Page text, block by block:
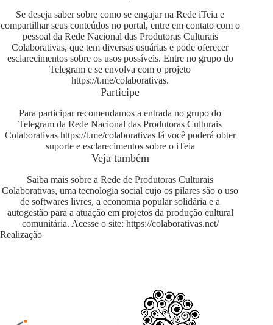
Se deseja saber sobre como se engajar na Rede iTeia e
compartilhar seus conteúdos no portal, entre em contato com o
pessoal da Rede Nacional das Produtoras Culturais
Colaborativas, que tem diversas usuárias e pode oferecer
esclarecimentos sobre os usos possíveis. Entre no grupo do
Telegram e se envolva com o projeto
https://t.me/colaborativas.
Participe
Para participar recomendamos a entrada no grupo do
Telegram da Rede Nacional das Produtoras Culturais
Colaborativas https://t.me/colaborativaslá você poderá obter
suporte e esclarecimentos sobre o iTeia
Veja também
Saiba mais sobre a Rede de Produtoras Culturais
Colaborativas, uma tecnologia social cujo os pilares são o uso
de softwares livres, a economia popular solidária e a
autogestão para a atuação em projetos da produção cultural
comunitária. Acesse o site: https://colaborativas.net/
Realização